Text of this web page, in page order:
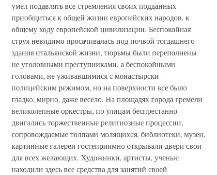
умел подавлять все стремления своих подданных
приобщиться к общей жизни европейских народов, к
общему ходу европейской цивилизации. Беспокойная
струя невидимо просачивалась под почвой тогдашнего
здания итальянской жизни, тюрьмы были переполнены
не уголовными преступниками, а беспокойными
головами, не уживавшимися с монастырски-
полицейским режимом, но на поверхности все было
гладко, мирно, даже весело. На площадях города гремели
великолепные оркестры, по улицам беспрестанно
двигались торжественные религиозные процессии,
сопровождаемые толпами молящихся, библиотеки, музеи,
картинные галереи гостеприимно открывали двери свои
для всех желающих. Художники, артисты, ученые
находили здесь все средства для занятий своей